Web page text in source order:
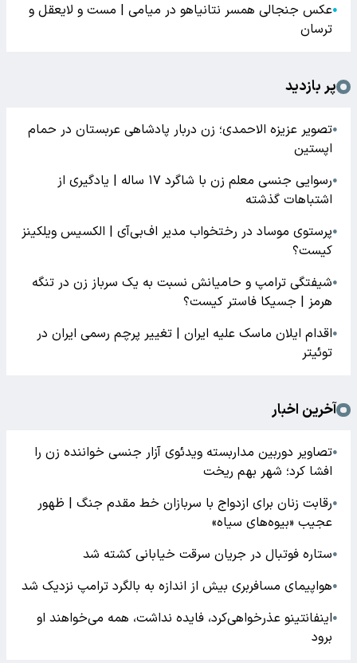
●عکس جنجالی همسر نتانیاهو در میامی | مست و لایعقل و
ترسان
پر بازدید
●تصویر عزیزه الاحمدی؛ زن دربار پادشاهی عربستان در حمام
اپستین
●
رسوایی جنسی معلم زن با شاگرد ۱۷ ساله | یادگیری از
اشتباهات گذشته
●پرستوی موساد در رختخواب مدیر اف‌بی‌آی | الکسیس ویلکینز
کیست؟
●شیفتگی ترامپ و حامیانش نسبت به یک سرباز زن در تنگه
هرمز | جسیکا فاستر کیست؟
●اقدام ایلان ماسک علیه ایران | تغییر پرچم رسمی ایران در
توئیتر
آخرین اخبار
●تصاویر دوربین مداربسته ویدئوی آزار جنسی خواننده زن را
افشا کرد؛ شهر بهم ریخت
●رقابت زنان برای ازدواج با سربازان خط مقدم جنگ | ظهور
عجیب «بیوه‌های سیاه»
●ستاره فوتبال در جریان سرقت خیابانی کشته شد
●هواپیمای مسافربری بیش از اندازه به بالگرد ترامپ نزدیک شد
●اینفانتینو عذرخواهی‌کرد، فایده نداشت، همه می‌خواهند او
برود